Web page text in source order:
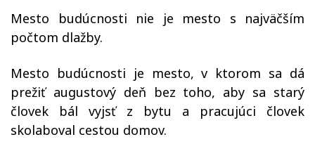
Mesto budúcnosti nie je mesto s najväčším
počtom dlažby.
Mesto budúcnosti je mesto, v ktorom sa dá
prežiť augustový deň bez toho, aby sa starý
človek bál vyjsť z bytu a pracujúci človek
skolaboval cestou domov.